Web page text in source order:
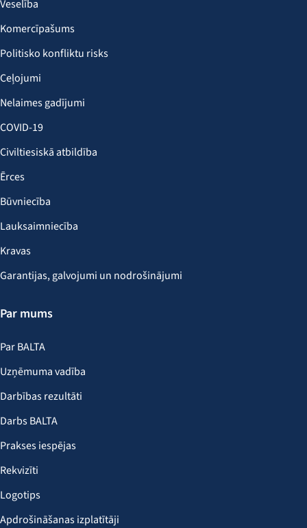
Veselība
Komercīpašums
Politisko konfliktu risks
Ceļojumi
Nelaimes gadījumi
COVID-19
Civiltiesiskā atbildība
Ērces
Būvniecība
Lauksaimniecība
Kravas
Garantijas, galvojumi un nodrošinājumi
Par mums
Par BALTA
Uzņēmuma vadība
Darbības rezultāti
Darbs BALTA
Prakses iespējas
Rekvizīti
Logotips
Apdrošināšanas izplatītāji